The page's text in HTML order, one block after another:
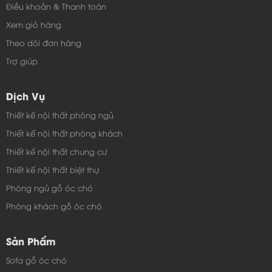
BÁO GIÁ SOFA DA - NỈ HÀNG CAO CẤP
TÊN SP
SOFA ĐƠN
SOFA ĐÔI
SOFA BA
ĐÔN NGỒI
Điều khoản & Thanh toán
Xem giỏ hàng
Theo dõi đơn hàng
Trợ giúp
Dịch Vụ
Thiết kế nội thất phòng ngủ
Thiết kế nội thất phòng khách
Thiết kế nội thất chung cư
Thiết kế nội thất biệt thự
Phòng ngủ gỗ óc chó
Phòng khách gỗ óc chó
Sản Phẩm
Sofa gỗ óc chó